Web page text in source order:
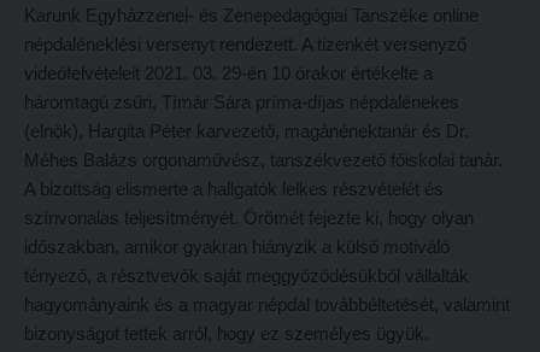
Kari kutatási pályázatok
Kari kiadványok
FELVÉTELIZŐKNEK
Pótfelvételi 2026
PK Felvételi Tájékoztató kiadvány
Intézményi pontok
Intézményi pontok igazolása
Kari kutatócsoportok
Tehetséggondozás
Tudományos diákköri tevékenység
PedKaszt – Bethlen-pályázat
Kari kutatási pályázatok
Kari kiadványok
FELVÉTELIZŐKNEK
Karunk Egyházzenei- és Zenepedagógiai Tanszéke online
népdaléneklési versenyt rendezett. A tizenkét versenyző
videófelvételeit 2021. 03. 29-én 10 órakor értékelte a
háromtagú zsűri, Tímár Sára príma-díjas népdalénekes
(elnök), Hargita Péter karvezető, magánénektanár és Dr.
Méhes Balázs orgonaművész, tanszékvezető főiskolai tanár.
A bizottság elismerte a hallgatók lelkes részvételét és
színvonalas teljesítményét. Örömét fejezte ki, hogy olyan
időszakban, amikor gyakran hiányzik a külső motiváló
tényező, a résztvevők saját meggyőződésükből vállalták
hagyományaink és a magyar népdal továbbéltetését, valamint
bizonyságot tettek arról, hogy ez személyes ügyük.